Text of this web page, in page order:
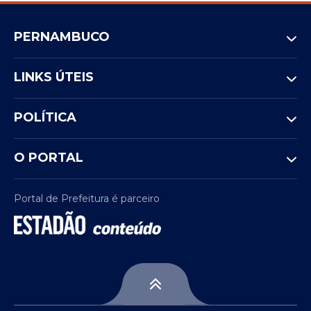
PERNAMBUCO
LINKS ÚTEIS
POLÍTICA
O PORTAL
Portal de Prefeitura é parceiro